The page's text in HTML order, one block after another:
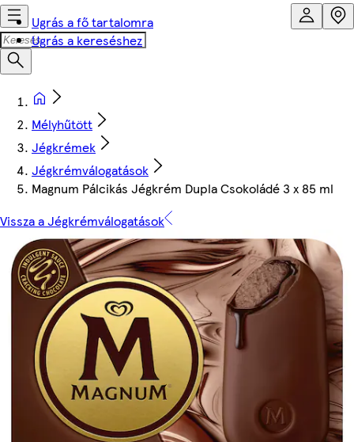
Ugrás a fő tartalomra
Ugrás a kereséshez
Mélyhűtött
Jégkrémek
Jégkrémválogatások
Magnum Pálcikás Jégkrém Dupla Csokoládé 3 x 85 ml
Vissza a Jégkrémválogatások